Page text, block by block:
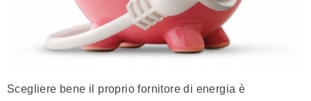
Scegliere bene il proprio fornitore di energia è